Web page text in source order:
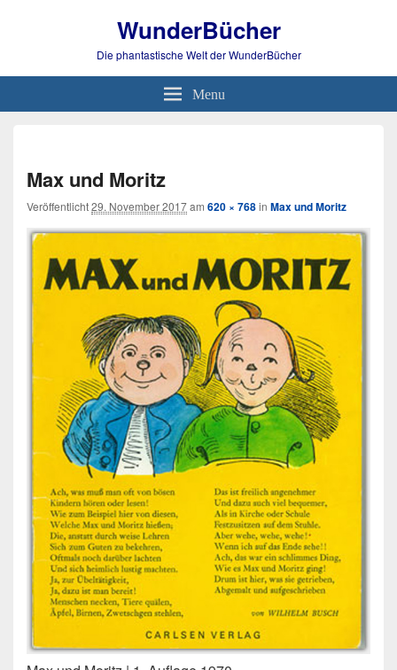
WunderBücher
Die phantastische Welt der WunderBücher
Menu
Max und Moritz
Veröffentlicht29. November 2017am 620 × 768in Max und Moritz